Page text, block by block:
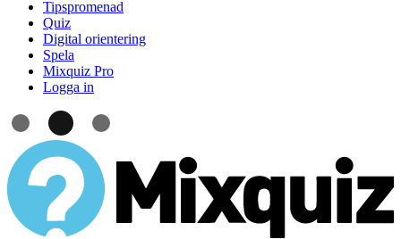
Tipspromenad
Quiz
Digital orientering
Spela
Mixquiz Pro
Logga in